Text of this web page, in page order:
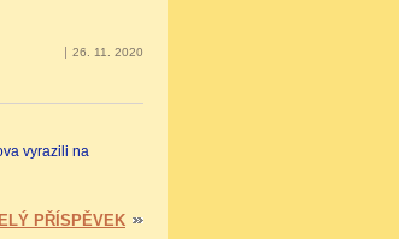
26. 11. 2020
vyrazili na
PŘÍSPĚVEK